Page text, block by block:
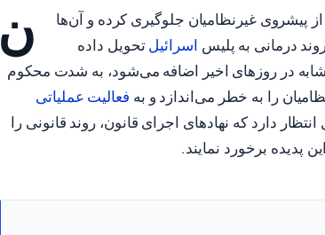
ن
غیرنظامیان جلوگیری کرده و آن‌ها
درمانی به پلیس اسرائیل تحویل داده
در روزهای اخیر اضافه می‌شود، به شدت محکوم
را به خطر می‌اندازد و به فعالیت عملیاتی
دارد که نهادهای اجرای قانون، روند قانونی را
پدیده برخورد نمایند.